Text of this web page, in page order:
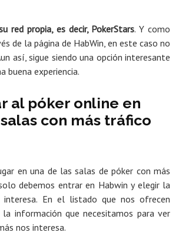
red propia, es decir, PokerStars. Y como
de la página de HabWin, en este caso no
así, sigue siendo una opción interesante
buena experiencia.
al póker online en
con más tráfico
en una de las salas de póker con más
debemos entrar en Habwin y elegir la
En el listado que nos ofrecen
información que necesitamos para ver
nos interesa.